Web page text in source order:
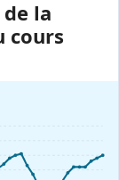
la
cours